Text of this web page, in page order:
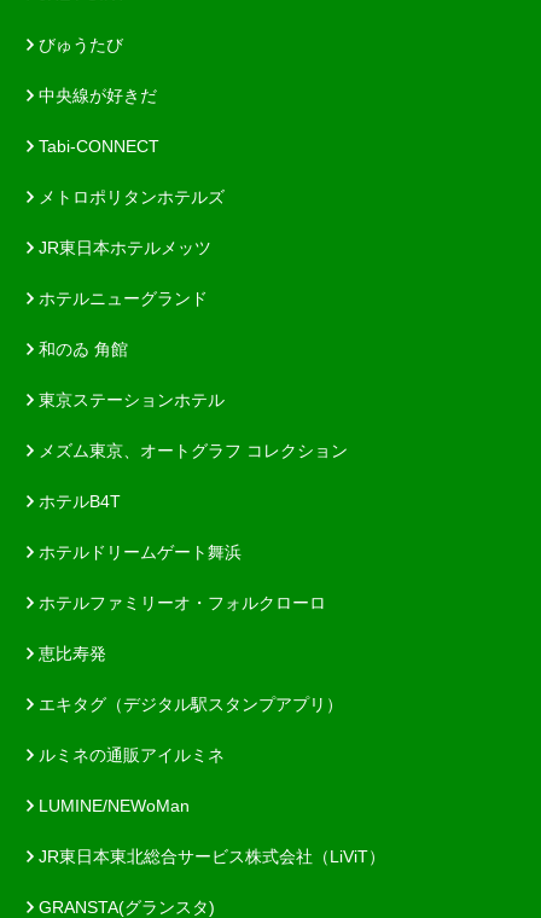
びゅうたび
中央線が好きだ
Tabi-CONNECT
メトロポリタンホテルズ
JR東日本ホテルメッツ
ホテルニューグランド
和のゐ 角館
東京ステーションホテル
メズム東京、オートグラフ コレクション
ホテルB4T
ホテルドリームゲート舞浜
ホテルファミリーオ・フォルクローロ
恵比寿発
エキタグ（デジタル駅スタンプアプリ）
ルミネの通販アイルミネ
LUMINE/NEWoMan
JR東日本東北総合サービス株式会社（LiViT）
GRANSTA(グランスタ)